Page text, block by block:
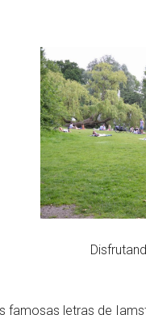
famosas letras de